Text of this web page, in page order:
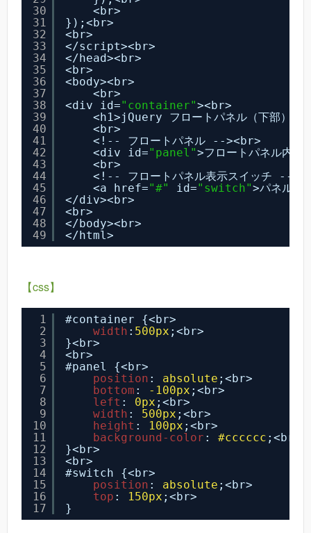
30
31
32
33
34
35
36
37
38
39
40
41
42
43
44
45
46
47
48
49
<br>
});<br>
<br>
</script><br>
</head><br>
<br>
<body><br>
<br>
<div id="container"><br>
<h1>jQuery フロートパネル（下部）</
<br>
<!-- フロートパネル --><br>
<div id="panel">フロートパネル内
<br>
<!-- フロートパネル表示スイッチ --
<a href="#" id="switch">パネル
</div><br>
<br>
</body><br>
</html>
【css】
1
2
3
4
5
6
7
8
9
10
11
12
13
14
15
16
17
#container {<br>
width : 500px ;<br>
}<br>
<br>
#panel {<br>
position : absolute ;<br>
bottom : -100px ;<br>
left : 0px ;<br>
width : 500px ;<br>
height : 100px ;<br>
background-color : #cccccc ;<br>
}<br>
<br>
#switch {<br>
position : absolute ;<br>
top : 150px ;<br>
}